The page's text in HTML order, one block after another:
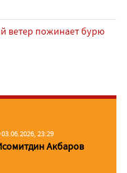
ветер пожинает бурю
03.06.2026, 23:29
Акбаров